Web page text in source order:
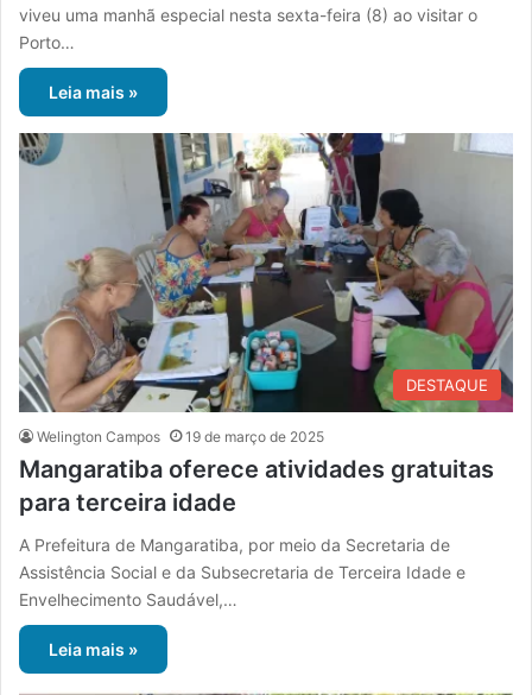
viveu uma manhã especial nesta sexta-feira (8) ao visitar o
Porto…
Leia mais »
DESTAQUE
Welington Campos 19 de março de 2025
Mangaratiba oferece atividades gratuitas
para terceira idade
A Prefeitura de Mangaratiba, por meio da Secretaria de
Assistência Social e da Subsecretaria de Terceira Idade e
Envelhecimento Saudável,…
Leia mais »